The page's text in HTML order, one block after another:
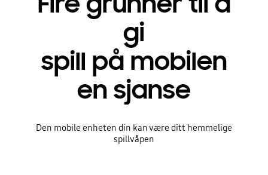
gi
spill på mobilen
en sjanse
Den mobile enheten din kan være ditt hemmelige
spillvåpen